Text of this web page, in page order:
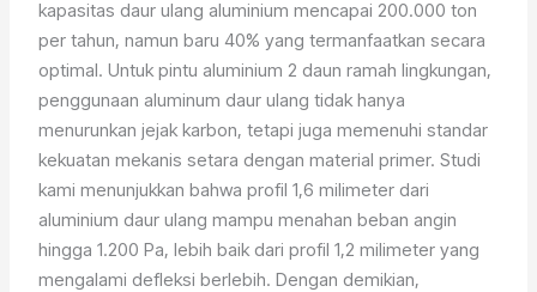
kapasitas daur ulang aluminium mencapai 200.000 ton
per tahun, namun baru 40% yang termanfaatkan secara
optimal. Untuk pintu aluminium 2 daun ramah lingkungan,
penggunaan aluminum daur ulang tidak hanya
menurunkan jejak karbon, tetapi juga memenuhi standar
kekuatan mekanis setara dengan material primer. Studi
kami menunjukkan bahwa profil 1,6 milimeter dari
aluminium daur ulang mampu menahan beban angin
hingga 1.200 Pa, lebih baik dari profil 1,2 milimeter yang
mengalami defleksi berlebih. Dengan demikian,